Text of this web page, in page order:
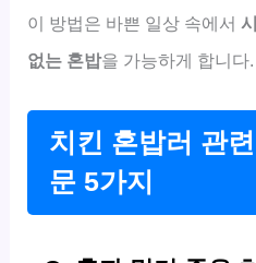
이 방법은 바쁜 일상 속에서
없는 혼밥을 가능하게 합니다.
치킨 혼밥러 관
문 5가지